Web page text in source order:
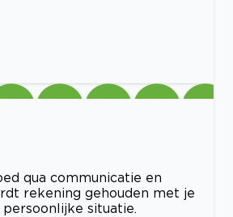
qua communicatie en
rekening gehouden met je
situatie.